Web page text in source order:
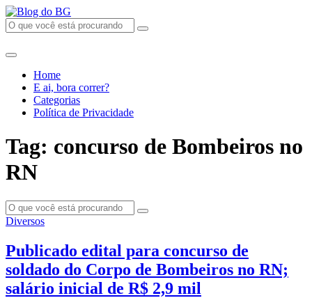
Home
E ai, bora correr?
Categorias
Política de Privacidade
Tag: concurso de Bombeiros no
RN
Diversos
Publicado edital para concurso de
soldado do Corpo de Bombeiros no RN;
salário inicial de R$ 2,9 mil